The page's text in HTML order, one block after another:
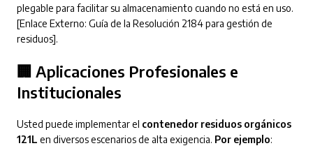
plegable para facilitar su almacenamiento cuando no está en uso.
[Enlace Externo: Guía de la Resolución 2184 para gestión de
residuos].
🏢 Aplicaciones Profesionales e
Institucionales
Usted puede implementar el contenedor residuos orgánicos
121L en diversos escenarios de alta exigencia. Por ejemplo: